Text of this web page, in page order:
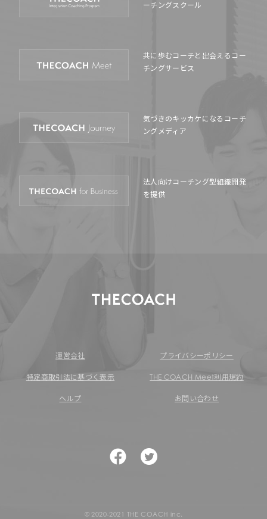
ーチングスクール
共に歩むコーチと出会える コー
チングサービス
気づきのキッカケになる コーチ
ングメディア
法人向けコーチング型組織開発
を提供
運営会社 プライバシーポリシー
特定商取引法に基づく表示 THE COACH Meet利用規約
ヘルプ お問い合わせ
© 2020-2021 THE COACH inc.